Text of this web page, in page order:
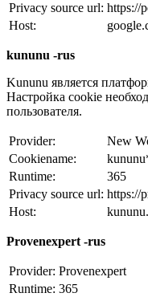
Privacy source url: https://
Host:
kununu -rus
Kununu является
Настройка cookie
пользователя.
Provider:
New
Cookiename:
Runtime:
365
Privacy source url: https://
Host:
Provenexpert -rus
Provider: Provenexpert
Runtime: 365